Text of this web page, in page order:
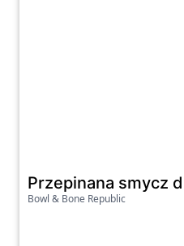
Przepinana smycz
Bowl & Bone Republic